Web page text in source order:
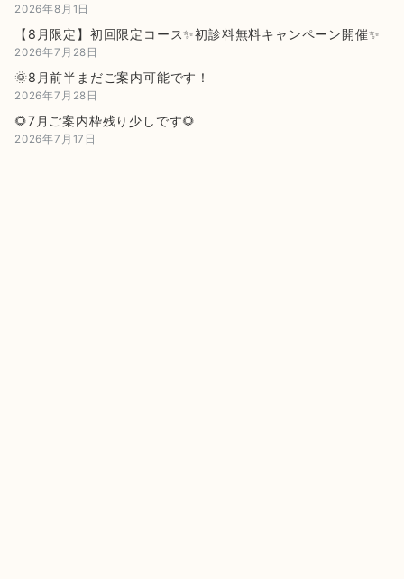
2026年8月1日
【8月限定】初回限定コース✨初診料無料キャンペーン開催✨
2026年7月28日
🌞8月前半まだご案内可能です！
2026年7月28日
🌻7月ご案内枠残り少しです🌻
2026年7月17日